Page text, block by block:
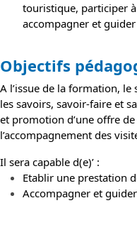
touristique, participer
accompagner et
Objectifs
A l’issue de la formation,
les savoirs, savoir-faire et
et promotion d’une offre
l’accompagnement des
Il sera capable d(e)’ :
Etablir une prestation
Accompagner et